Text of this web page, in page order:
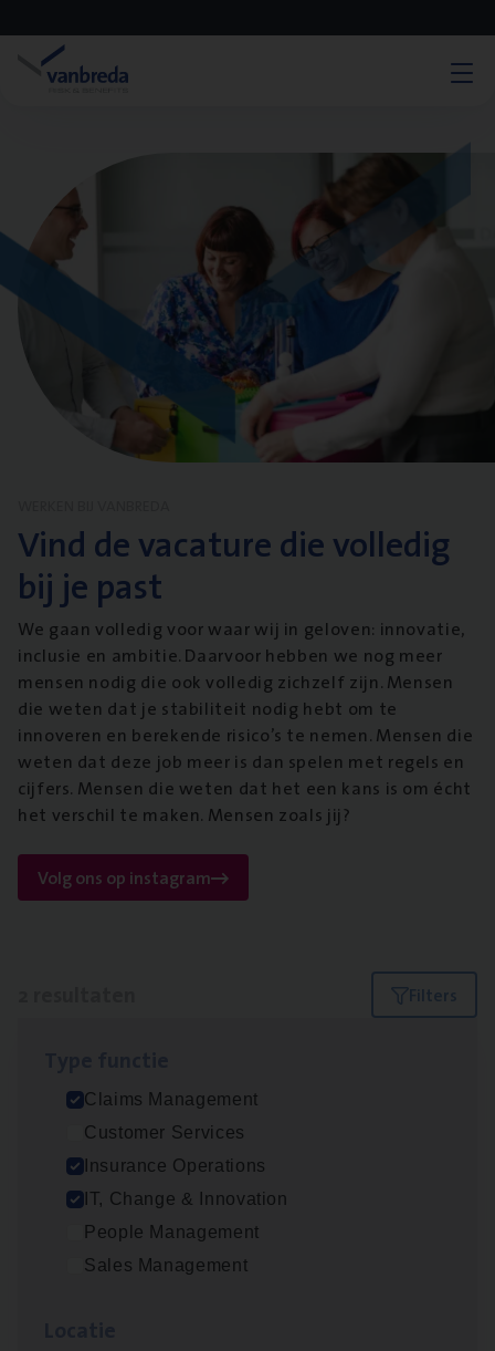
Vind de vacature die volledig
bij je past
We gaan volledig voor waar wij in geloven: innovatie,
inclusie en ambitie. Daarvoor hebben we nog meer
mensen nodig die ook volledig zichzelf zijn. Mensen
die weten dat je stabiliteit nodig hebt om te
innoveren en berekende risico’s te nemen. Mensen die
weten dat deze job meer is dan spelen met regels en
cijfers. Mensen die weten dat het een kans is om écht
het verschil te maken. Mensen zoals jij?
Volg ons op instagram
Filters
Claims Management
Customer Services
Insurance Operations
IT, Change & Innovation
People Management
Sales Management
Scha­de­be­heer­der verzekeringen
Claims Management
Sint-Niklaas/Temse
Dos­sier­be­heer­der Pro­per­ty verzekeringen